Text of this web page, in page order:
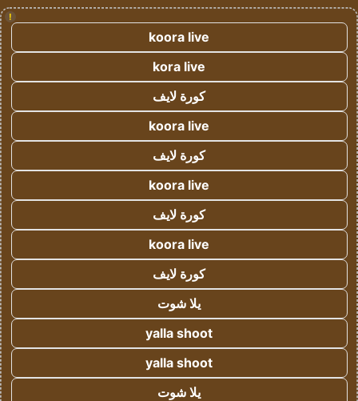
!
koora live
kora live
كورة لايف
koora live
كورة لايف
koora live
كورة لايف
koora live
كورة لايف
يلا شوت
yalla shoot
yalla shoot
يلا شوت